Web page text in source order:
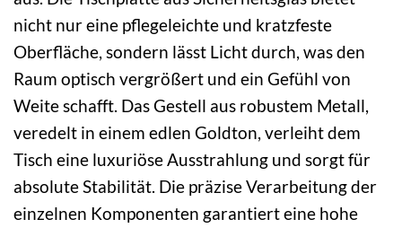
nicht nur eine pflegeleichte und kratzfeste
Oberfläche, sondern lässt Licht durch, was den
Raum optisch vergrößert und ein Gefühl von
Weite schafft. Das Gestell aus robustem Metall,
veredelt in einem edlen Goldton, verleiht dem
Tisch eine luxuriöse Ausstrahlung und sorgt für
absolute Stabilität. Die präzise Verarbeitung der
einzelnen Komponenten garantiert eine hohe